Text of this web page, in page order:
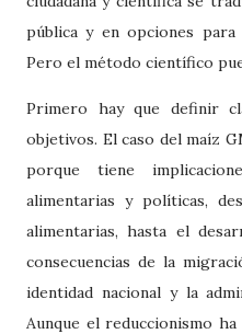
pública y en opciones para
Pero el método científico
Primero hay que definir
objetivos. El caso del maíz
porque tiene
alimentarias y políticas,
alimentarias, hasta el
consecuencias de la
identidad nacional y la
Aunque el reduccionismo